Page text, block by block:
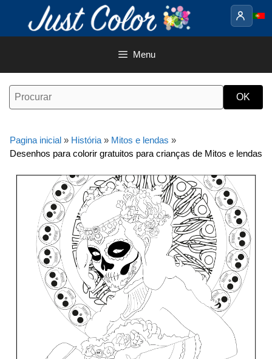
o
Menu
Pagina inicial » História » Mitos e lendas »
Desenhos para colorir gratuitos para crianças de Mitos e lendas